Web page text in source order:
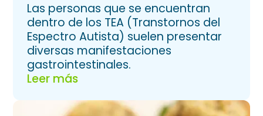
Las personas que se encuentran
dentro de los TEA (Transtornos del
Espectro Autista) suelen presentar
diversas manifestaciones
gastrointestinales.
Leer más